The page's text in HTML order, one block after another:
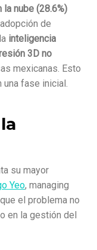
nube (28.6%)
de
inteligencia
3D no
mexicanas. Esto
una fase inicial.
su mayor
Yeo, managing
el problema no
en la gestión del